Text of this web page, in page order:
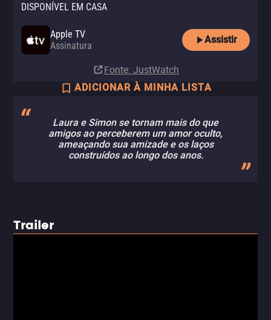
DISPONÍVEL EM CASA
Apple TV
Assinatura
Assistir
Fonte: JustWatch
ADICIONAR À MINHA LISTA
Laura e Simon se tornam mais do que
amigos ao perceberem um amor oculto,
ameaçando sua amizade e os laços
construídos ao longo dos anos.
Trailer